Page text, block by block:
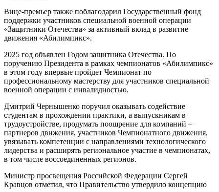
Вице-премьер также поблагодарил Государственный фонд
поддержки участников специальной военной операции
«Защитники Отечества» за активный вклад в развитие
движения «Абилимпикс».
2025 год объявлен Годом защитника Отечества. По
поручению Президента в рамках чемпионатов «Абилимпикс»
в этом году впервые пройдет Чемпионат по
профессиональному мастерству для участников специальной
военной операции с инвалидностью.
Дмитрий Чернышенко поручил оказывать содействие
студентам в прохождении практики, а выпускникам в
трудоустройстве, продумать поощрение для компаний –
партнеров движения, участников Чемпионатного движения,
увязывать компетенции с направлениями технологического
лидерства и расширять региональное участие в чемпионатах,
в том числе воссоединенных регионов.
Министр просвещения Российской Федерации Сергей
Кравцов отметил, что Правительство утвердило концепцию